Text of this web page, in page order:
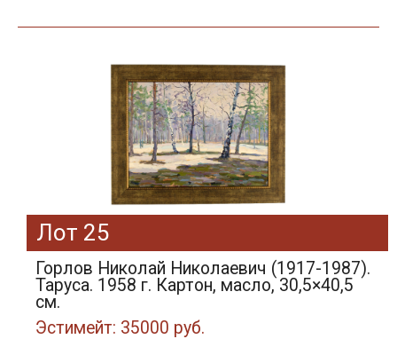
Лот 25
Горлов Николай Николаевич (1917-1987).
Таруса. 1958 г. Картон, масло, 30,5×40,5
см.
Эстимейт: 35000 руб.